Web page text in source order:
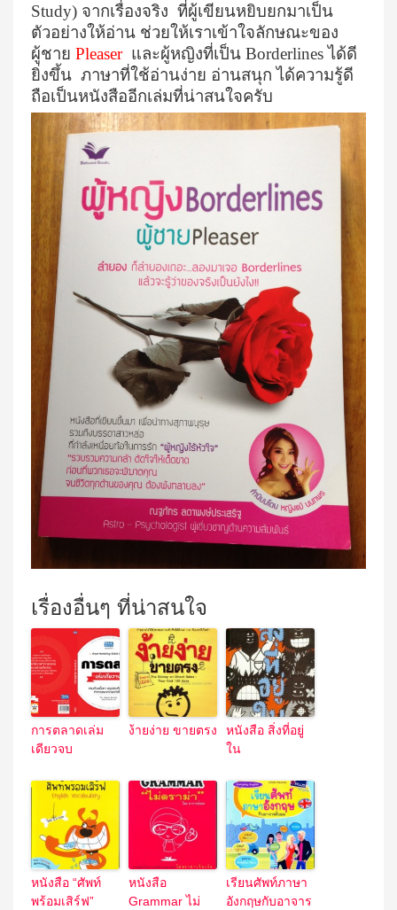
Study) จากเรื่องจริง ที่ผู้เขียนหยิบยกมาเป็น
ตัวอย่างให้อ่าน ช่วยให้เราเข้าใจลักษณะของ
ผู้ชาย Pleaserและผู้หญิงที่เป็น Borderlines ได้ดี
ยิ่งขึ้น ภาษาที่ใช้อ่านง่าย อ่านสนุก ได้ความรู้ดี
ถือเป็นหนังสืออีกเล่มที่น่าสนใจครับ
เรื่องอื่นๆ ที่น่าสนใจ
การตลาดเล่ม
เดียวจบ
ง้ายง่าย ขายตรง
หนังสือ สิ่งที่อยู่
ใน
หนังสือ “ศัพท์
พร้อมเสิร์ฟ”
หนังสือ
Grammar ไม่
เรียนศัพท์ภาษา
อังกฤษกับอาจาร